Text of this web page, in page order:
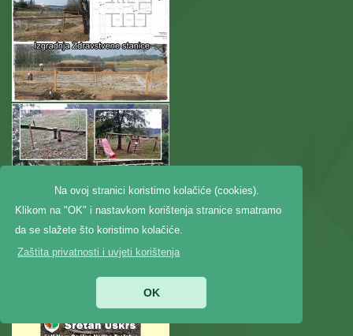
Na ovoj stranici koristimo kolačiće (cookies).
Klikom na "OK" i nastavkom korištenja stranice smatramo
da se slažete što koristimo kolačiće.
Zaštita privatnosti i uvjeti korištenja
OK